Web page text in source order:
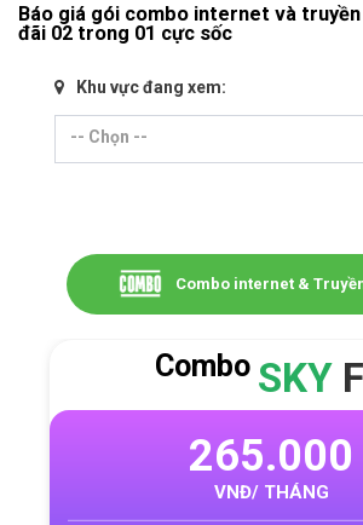
Báo giá gói combo internet và truyền
đãi 02 trong 01 cực sốc
Khu vực đang xem:
-- Chọn --
Combo internet &
Combo SKY
265.000
VNĐ/ THÁNG